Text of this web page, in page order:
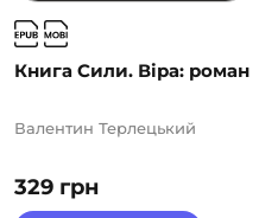
Книга Сили. Віра: роман
329 грн
Валентин Терлецький